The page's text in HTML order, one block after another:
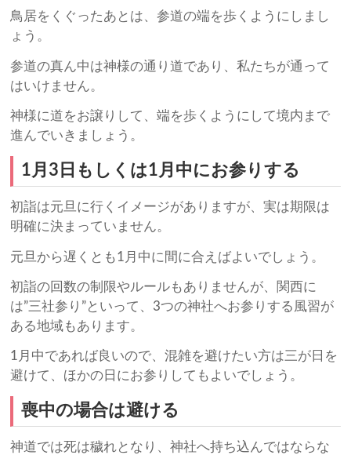
鳥居をくぐったあとは、参道の端を歩くようにしまし
ょう。
参道の真ん中は神様の通り道であり、私たちが通って
はいけません。
神様に道をお譲りして、端を歩くようにして境内まで
進んでいきましょう。
1月3日もしくは1月中にお参りする
初詣は元旦に行くイメージがありますが、実は期限は
明確に決まっていません。
元旦から遅くとも1月中に間に合えばよいでしょう。
初詣の回数の制限やルールもありませんが、関西に
は”三社参り”といって、3つの神社へお参りする風習が
ある地域もあります。
1月中であれば良いので、混雑を避けたい方は三が日を
避けて、ほかの日にお参りしてもよいでしょう。
喪中の場合は避ける
神道では死は穢れとなり、神社へ持ち込んではならな